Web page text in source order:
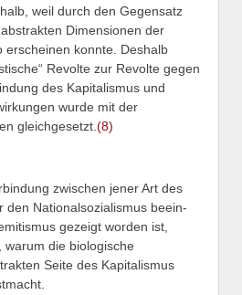
weil durch den Gegensatz
Dimensionen der
erscheinen konnte. Deshalb
Revolte zur Revolte gegen
des Kapitalismus und
wurde mit der
gleichgesetzt. (8)
zwischen jener Art des
den Nationalsozialismus beein-
gezeigt worden ist,
die biologische
Seite des Kapitalismus